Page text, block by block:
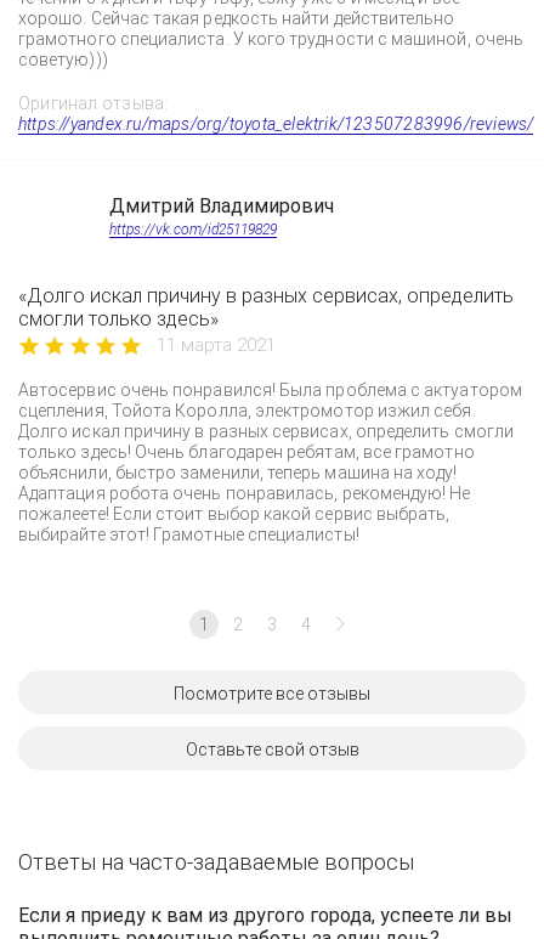
хорошо. Сейчас такая редкость найти действительно
грамотного специалиста. У кого трудности с машиной, очень
советую)))
Оригинал отзыва:
https://yandex.ru/maps/org/toyota_elektrik/123507283996/reviews/
Дмитрий Владимирович
https://vk.com/id25119829
«Долго искал причину в разных сервисах, определить
смогли только здесь»
11 марта 2021
Автосервис очень понравился! Была проблема с актуатором
сцепления, Тойота Королла, электромотор изжил себя.
Долго искал причину в разных сервисах, определить смогли
только здесь! Очень благодарен ребятам, все грамотно
объяснили, быстро заменили, теперь машина на ходу!
Адаптация робота очень понравилась, рекомендую! Не
пожалеете! Если стоит выбор какой сервис выбрать,
выбирайте этот! Грамотные специалисты!
1 2 3 4
Посмотрите все отзывы
Оставьте свой отзыв
Ответы на часто-задаваемые вопросы
Если я приеду к вам из другого города, успеете ли вы